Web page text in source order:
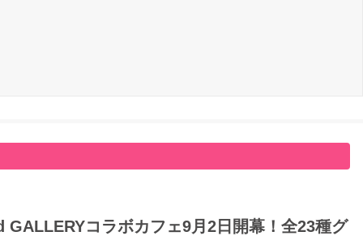
コラボカフェ9月2日開幕！全23種グ